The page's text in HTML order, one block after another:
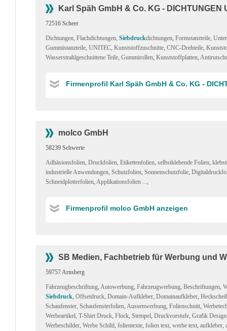
Karl Späh GmbH & Co. KG - DICHTUNGEN
72516 Scheer
Dichtungen, Flachdichtungen, Siebdruckdichtungen, Formstanzteile,
Gummistanzteile, UNITEC, Kunststoffzuschnitte, CNC-Drehteile,
Wasserstrahlgeschnittene Teile, Gummirollen, Kunststoffplatten,
Firmenprofil Karl Späh GmbH & Co. KG -
molco GmbH
58239 Schwerte
Adhäsionsfolien, Druckfolien, Etikettenfolien, selbstklebende Folien,
industrielle Anwendungen, Schutzfolien, Sonnenschutzfolie,
Schneidplotterfolien, Applikationsfolien ...,
Firmenprofil molco GmbH anzeigen
SB Medien, Fachbetrieb für Werbung und
59757 Arnsberg
Fahrzeugbeschriftung, Autowerbung, Fahrzeugwerbung, Beschriftungen,
Siebdruck, Offsetdruck, Domain-Aufkleber, Domainaufkleber,
Schaufenster, Schaufensterfolien, Aussenwerbung, Folienschnitt,
Werbeartikel, T-Shirt Druck, Flock, Stempel, Druckvorstufe, Grafik Design
Werbeschilder, Werbe Schild, folientexte, folien text, werbe text, aufkleber,